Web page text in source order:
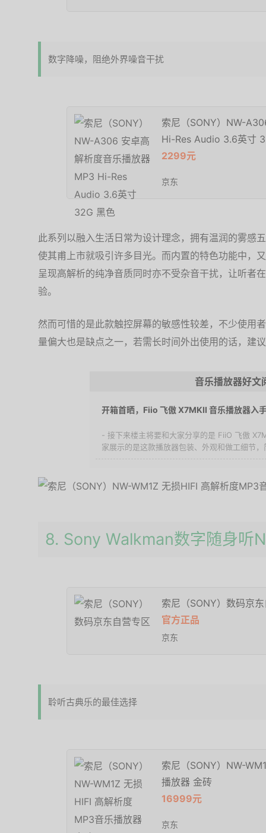
数字降噪，阻绝外界噪音干扰
索尼（SONY）NW-
Hi-Res Audio 3.6英寸
2299元
京东
此系列以融入生活日常为设计理念，拥有温润的雾感
使其甫上市就吸引许多目光。而内置的特色功能中，
呈现高解析的纯净音质同时亦不受杂音干扰，让听者
验。
然而可惜的是此款触控屏幕的敏感性较差，不少使用
量偏大也是缺点之一，若需长时间外出使用的话，建
音乐播放器好文
开箱首晒，Fiio 飞傲 X7MKII 音乐播放器入
- 接下来楼主将要和大家分享的是 FiiO 飞傲
家展示的是这款播放器包装、外观和做工细节
8. Sony Walkman数字随身听
索尼（SONY）数码京
官方正品
京东
聆听古典乐的最佳选择
索尼（SONY）NW-
播放器 金砖
16999元
京东